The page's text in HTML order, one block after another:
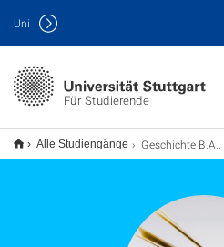
Für Studierende
Uni
Alle Studiengänge Geschichte B.A.,